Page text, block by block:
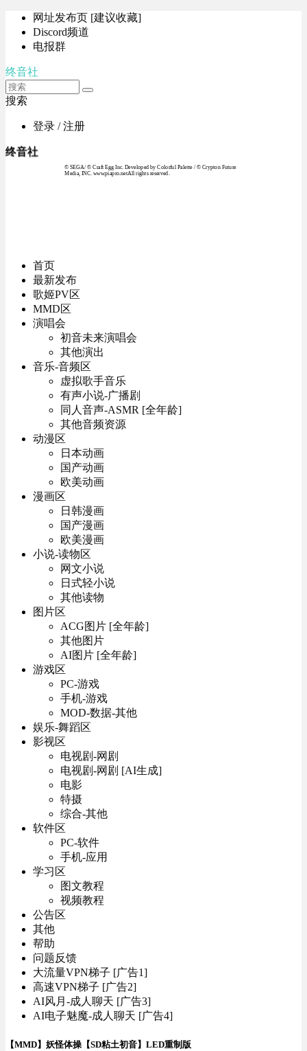
网址发布页 [建议收藏]
Discord频道
电报群
终音社
搜索
登录 / 注册
终音社
© SEGA / © Craft Egg Inc. Developed by Colorful Palette / © Crypton Future
Media, INC. www.piapro.netAll rights reserved.
首页
最新发布
歌姬PV区
MMD区
演唱会
初音未来演唱会
其他演出
音乐-音频区
虚拟歌手音乐
有声小说-广播剧
同人音声-ASMR [全年龄]
其他音频资源
动漫区
日本动画
国产动画
欧美动画
漫画区
日韩漫画
国产漫画
欧美漫画
小说-读物区
网文小说
日式轻小说
其他读物
图片区
ACG图片 [全年龄]
其他图片
AI图片 [全年龄]
游戏区
PC-游戏
手机-游戏
MOD-数据-其他
娱乐-舞蹈区
影视区
电视剧-网剧
电视剧-网剧 [AI生成]
电影
特摄
综合-其他
软件区
PC-软件
手机-应用
学习区
图文教程
视频教程
公告区
其他
帮助
问题反馈
大流量VPN梯子 [广告1]
高速VPN梯子 [广告2]
AI风月-成人聊天 [广告3]
AI电子魅魔-成人聊天 [广告4]
【MMD】妖怪体操【SD粘土初音】LED重制版